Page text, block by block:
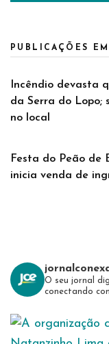
PUBLICAÇÕES
Incêndio devasta
da Serra do Lopo;
no local
Festa do Peão de
inicia venda de
O seu jornal
conectando